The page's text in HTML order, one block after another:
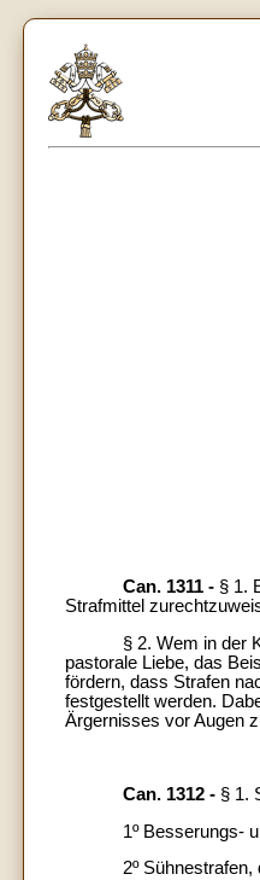
Can. 1311 - § 1.
Strafmittel
§ 2. Wem in der
pastorale Liebe, das
fördern, dass Strafen
festgestellt werden.
Ärgernisses vor Augen
Can. 1312 - § 1.
1º Besserungs- und
2º Sühnestrafen, die